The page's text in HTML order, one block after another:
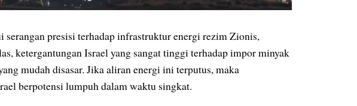
presisi terhadap infrastruktur energi rezim Zionis,
ketergantungan Israel yang sangat tinggi terhadap impor minyak
mudah disasar. Jika aliran energi ini terputus, maka
berpotensi lumpuh dalam waktu singkat.